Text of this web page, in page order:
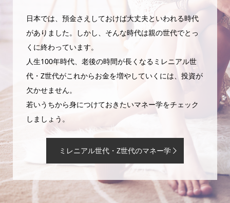
日本では、預金さえしておけば大丈夫といわれる時代
がありました。しかし、そんな時代は親の世代でとっ
くに終わっています。
人生100年時代、老後の時間が長くなるミレニアル世
代・Z世代がこれからお金を増やしていくには、投資が
欠かせません。
若いうちから身につけておきたいマネー学をチェック
しましょう。
ミレニアル世代・Z世代のマネー学